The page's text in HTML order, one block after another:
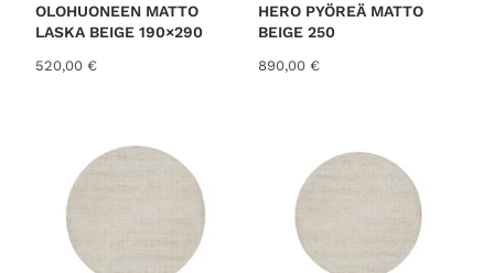
OLOHUONEEN MATTO
LASKA BEIGE 190×290
520,00 €
HERO PYÖREÄ MATTO
BEIGE 250
890,00 €